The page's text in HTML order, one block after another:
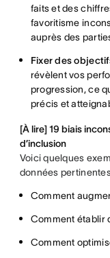
faits et des
favoritisme
auprès des
Fixer des
révèlent vos
progression, ce
précis et
[À lire] 19 biais
d’inclusion
Voici quelques
données
Comment
Comment établir
Comment